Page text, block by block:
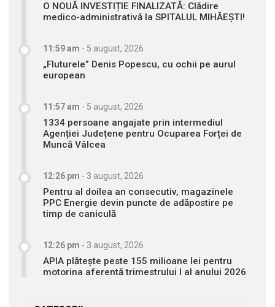
O NOUĂ INVESTIȚIE FINALIZATĂ: Clădire
medico-administrativă la SPITALUL MIHĂEȘTI!
11:59 am - 5 august, 2026
„Fluturele” Denis Popescu, cu ochii pe aurul
european
11:57 am - 5 august, 2026
1334 persoane angajate prin intermediul
Agenției Județene pentru Ocuparea Forței de
Muncă Vâlcea
12:26 pm - 3 august, 2026
Pentru al doilea an consecutiv, magazinele
PPC Energie devin puncte de adăpostire pe
timp de caniculă
12:26 pm - 3 august, 2026
APIA plătește peste 155 milioane lei pentru
motorina aferentă trimestrului I al anului 2026